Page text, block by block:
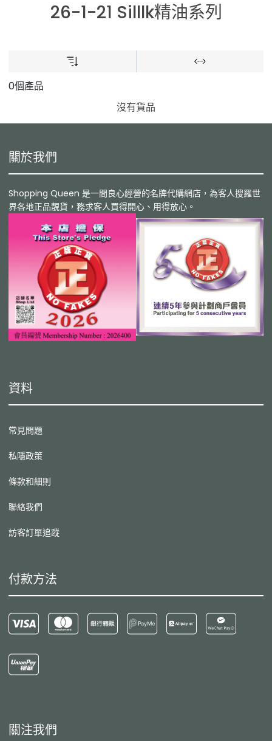
26-1-21 Silllk精油系列
0個產品
沒有貨品
關於我們
Shopping Queen 是一間良心經營的名牌代購網店，為客人搜羅世
界各地正品靚貨，務求客人買得開心、用得放心。
資料
常見問題
私隱政策
條款和細則
聯絡我們
訪客訂單追蹤
付款方法
關注我們